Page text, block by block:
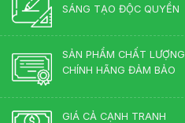
SÁNG TẠO ĐỘC QUYỀN
SẢN PHẨM CHẤT LƯỢNG
CHÍNH HÃNG ĐẢM BẢO
GIÁ CẢ CẠNH TRANH